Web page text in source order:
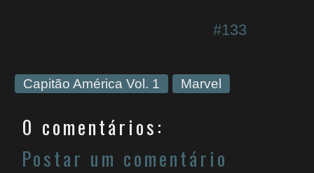
#133
Capitão América Vol. 1 Marvel
0 comentários:
Postar um comentário